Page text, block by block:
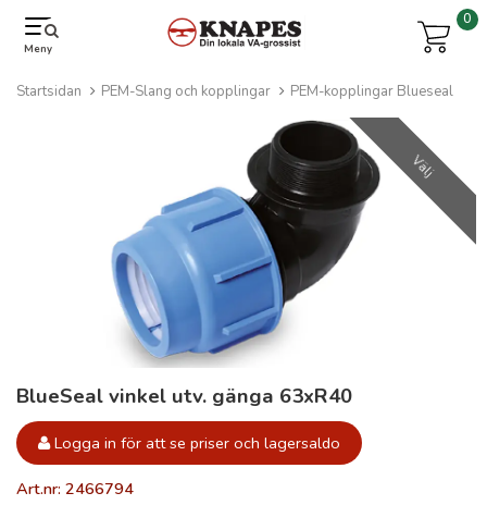
Meny
0
Startsidan PEM-Slang och kopplingar PEM-kopplingar Blueseal
Välj
BlueSeal vinkel utv. gänga 63xR40
Logga in för att se priser och lagersaldo
Art.nr: 2466794